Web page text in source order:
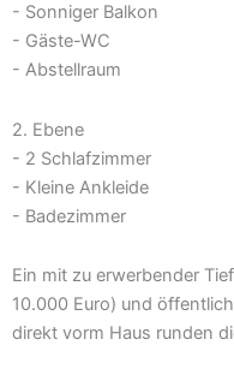
- Sonniger Balkon
- Gäste-WC
- Abstellraum
2. Ebene
- 2 Schlafzimmer
- Kleine Ankleide
- Badezimmer
Ein mit zu erwerbender
10.000 Euro) und
direkt vorm Haus runden